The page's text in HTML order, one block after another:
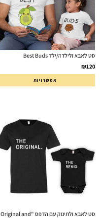
סט לאבא ולילדה/ילד Best Buds
₪120
אפשרויות
סט לאבא ולתינוק עם הדפס "Original and